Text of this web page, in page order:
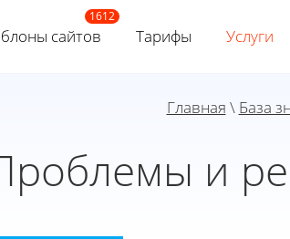
сайтов Тарифы Услуги
Главная \ База
и